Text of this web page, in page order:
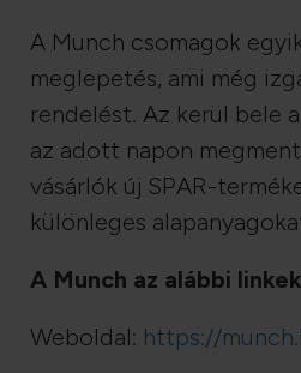
A Munch csomagok
meglepetés, ami még
rendelést. Az kerül bele
az adott napon
vásárlók új SPAR-
különleges
A Munch az alábbi
Weboldal: https://